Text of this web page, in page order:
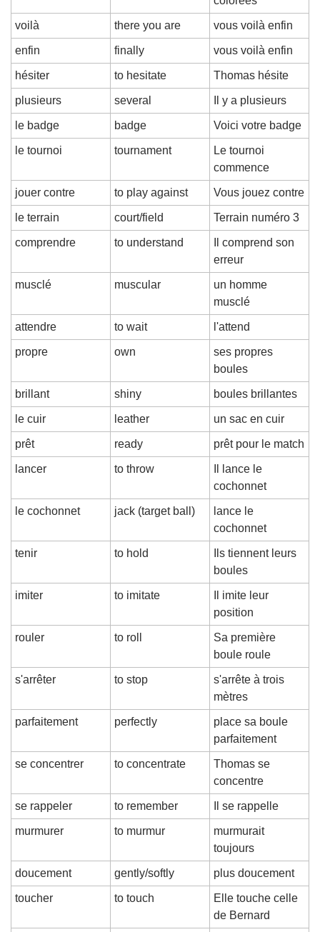
voilà there you are vous voilà enfin
enfin finally vous voilà enfin
hésiter to hesitate Thomas hésite
plusieurs several Il y a plusieurs
le badge badge Voici votre badge
le tournoi tournament
Le tournoi
commence
jouer contre to play against Vous jouez contre
le terrain court/field Terrain numéro 3
comprendre to understand
Il comprend son
erreur
musclé muscular
un homme
musclé
attendre to wait l'attend
propre own
ses propres
boules
brillant shiny boules brillantes
le cuir leather un sac en cuir
prêt ready prêt pour le match
lancer to throw
Il lance le
cochonnet
le cochonnet jack (target ball)
lance le
cochonnet
tenir to hold
Ils tiennent leurs
boules
imiter to imitate
Il imite leur
position
rouler to roll
Sa première
boule roule
s'arrêter to stop
s'arrête à trois
mètres
parfaitement perfectly
place sa boule
parfaitement
se concentrer to concentrate
Thomas se
concentre
se rappeler to remember Il se rappelle
murmurer to murmur
murmurait
toujours
doucement gently/softly plus doucement
toucher to touch
Elle touche celle
de Bernard